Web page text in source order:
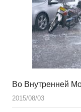
Во Внутренней
2015/08/03